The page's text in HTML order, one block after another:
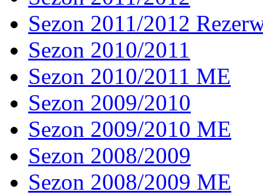
Sezon 2011/2012
Sezon 2010/2011
Sezon 2010/2011 ME
Sezon 2009/2010
Sezon 2009/2010 ME
Sezon 2008/2009
Sezon 2008/2009 ME